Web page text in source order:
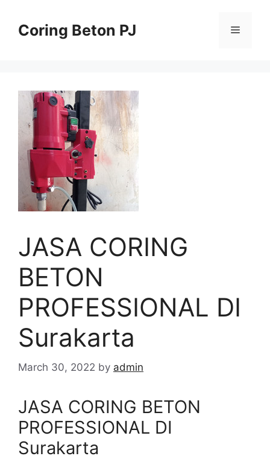
contentCoring Beton PJ Menu
JASA CORING
BETON
PROFESSIONAL DI
Surakarta
March 30, 2022 by admin
JASA CORING BETON
PROFESSIONAL DI
Surakarta